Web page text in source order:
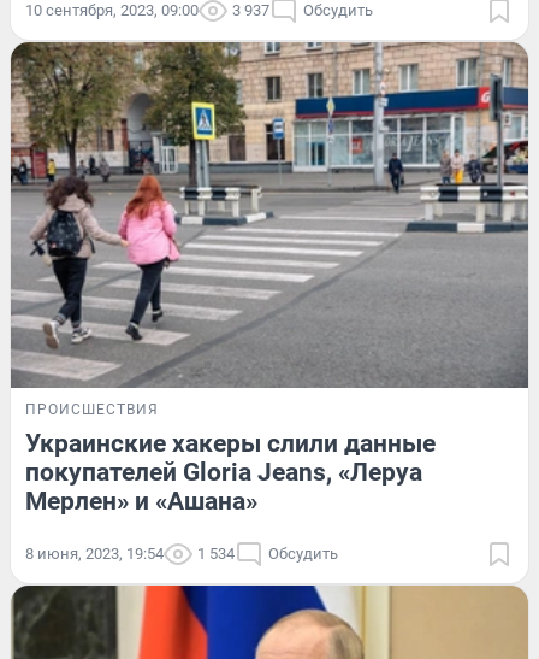
10 сентября, 2023, 09:00 3 937 Обсудить
ПРОИСШЕСТВИЯ
Украинские хакеры слили данные
покупателей Gloria Jeans, «Леруа
Мерлен» и «Ашана»
8 июня, 2023, 19:54 1 534 Обсудить